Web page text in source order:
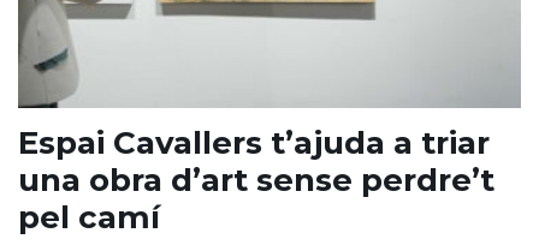
Espai Cavallers t’ajuda a triar
una obra d’art sense perdre’t
pel camí